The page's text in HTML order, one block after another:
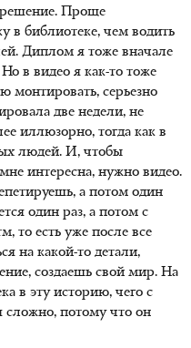
решение. Проще
в библиотеке, чем водить
Диплом я тоже вначале
в видео я как-то тоже
серьезно
две недели, не
иллюзорно, тогда как в
людей. И, чтобы
интересна, нужно видео.
а потом один
один раз, а потом с
то есть уже после все
на какой-то детали,
создаешь свой мир. На
в эту историю, чего с
потому что он